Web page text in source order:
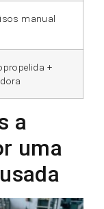
manual
+
a
uma